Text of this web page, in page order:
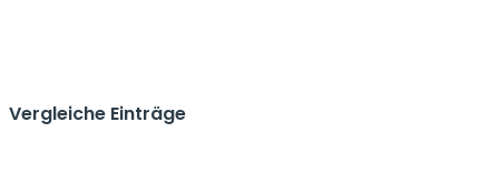
Vergleiche Einträge